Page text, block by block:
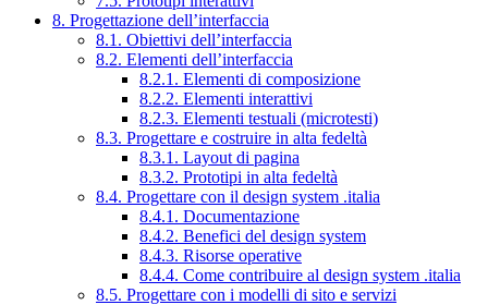
8. Progettazione dell’interfaccia
8.1. Obiettivi dell’interfaccia
8.2. Elementi dell’interfaccia
8.2.1. Elementi di composizione
8.2.2. Elementi interattivi
8.2.3. Elementi testuali (microtesti)
8.3. Progettare e costruire in alta fedeltà
8.3.1. Layout di pagina
8.3.2. Prototipi in alta fedeltà
8.4. Progettare con il design system .italia
8.4.1. Documentazione
8.4.2. Benefici del design system
8.4.3. Risorse operative
8.4.4. Come contribuire al design system .italia
8.5. Progettare con i modelli di sito e servizi